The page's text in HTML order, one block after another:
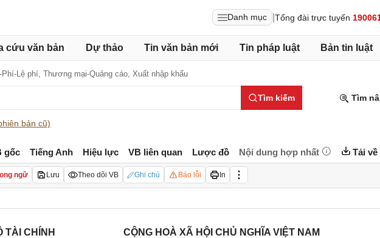
Danh mục Tổng đài trực tuyến
cứu văn bản Dự thảo Tin văn bản mới Tin pháp luật Bản tin luật
Phí-Lệ phí, Thương mại-Quảng cáo, Xuất nhập khẩu
Tìm kiếm Tìm
bản cũ)
gốc Tiếng Anh Hiệu lực VB liên quan Lược đồ Nội dung hợp nhất Tải về
ngữ Lưu Theo dõi VB Ghi chú Báo lỗi In
TÀI CHÍNH
CỘNG HOÀ XÃ HỘI CHỦ NGHĨA VIỆT NAM